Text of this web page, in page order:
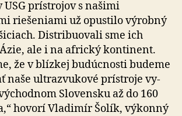
USG prístrojov s našimi
rie­še­niami už opustilo výrobný
Distribuovali sme ich
ale i na africký kon­ti­nent.
že v blízkej bu­dúc­nosti budeme
naše ultra­zvu­kové prístroje vy­
Slovensku až do 160
hovorí Vladimír Šolík, výkonný